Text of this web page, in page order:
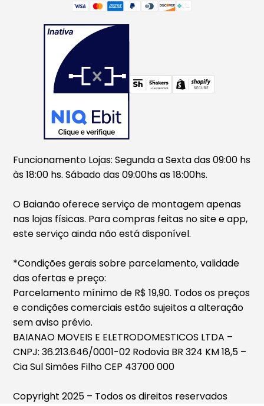
Funcionamento Lojas: Segunda a Sexta das 09:00 hs
às 18:00 hs. Sábado das 09:00hs as 18:00hs.
O Baianão oferece serviço de montagem apenas
nas lojas físicas. Para compras feitas no site e app,
este serviço ainda não está disponível.
*Condições gerais sobre parcelamento, validade
das ofertas e preço:
Parcelamento mínimo de R$ 19,90. Todos os preços
e condições comerciais estão sujeitos a alteração
sem aviso prévio.
BAIANAO MOVEIS E ELETRODOMESTICOS LTDA –
CNPJ: 36.213.646/0001-02 Rodovia BR 324 KM 18,5 –
Cia Sul Simões Filho CEP 43700 000
Copyright 2025 – Todos os direitos reservados